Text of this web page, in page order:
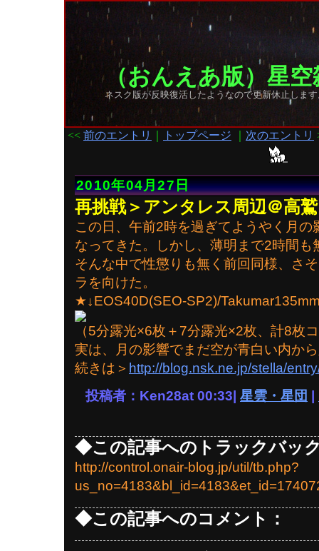
（おんえあ版）星
ネスク版が反映復活したようなので更新休止しま
<< 前のエントリ トップページ 次のエントリ
2010年04月27日
再挑戦＞アンタレス周辺＠高鷲
この日、午前2時を過ぎてようやく月
なってきた。しかし、薄明まで2時間も
そんな中で性懲りも無く前回同様、さ
ラを向けた。
★↓EOS40D(SEO-SP2)/
（5分露光×6枚＋7分露光×2枚、計8枚
実は、月の影響でまだ空が青白い内か
続きは＞ http://blog.nsk.ne.jp/stella/
投稿者：Ken28at 00:33| 星雲・星団
◆この記事へのトラックバッ
http://control.onair-blog.jp/util/tb.php?
◆この記事へのコメント：